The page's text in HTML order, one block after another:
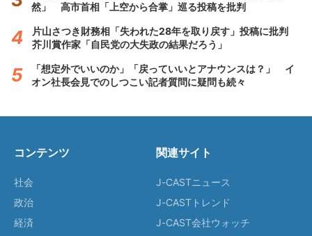
然」 高市首相「上空から合掌」巡る投稿を批判
片山さつき財務相「失われた28年を取り戻す」投稿に批判
芥川賞作家「自民党の大失政の結果だろう」
「想定外でいいのか」「戻っていいとアナウンスは？」 イ
オン社長会見でのしつこい記者質問に疑問も続々
コンテンツ
社会
政治
経済
関連サイト
J-CASTニュース
J-CASTトレンド
J-CAST会社ウォッチ